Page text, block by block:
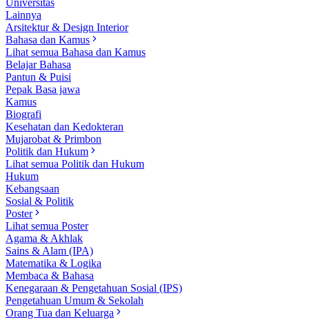
Universitas
Lainnya
Arsitektur & Design Interior
Bahasa dan Kamus
Lihat semua Bahasa dan Kamus
Belajar Bahasa
Pantun & Puisi
Pepak Basa jawa
Kamus
Biografi
Kesehatan dan Kedokteran
Mujarobat & Primbon
Politik dan Hukum
Lihat semua Politik dan Hukum
Hukum
Kebangsaan
Sosial & Politik
Poster
Lihat semua Poster
Agama & Akhlak
Sains & Alam (IPA)
Matematika & Logika
Membaca & Bahasa
Kenegaraan & Pengetahuan Sosial (IPS)
Pengetahuan Umum & Sekolah
Orang Tua dan Keluarga